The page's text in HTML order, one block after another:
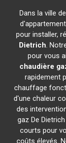
Dans la ville de
pour installer,
Dietrich.
pour vous
chaudière
rapidement
chauffage
d'une chaleur
des
gaz De
courts pour
coûts élevés.